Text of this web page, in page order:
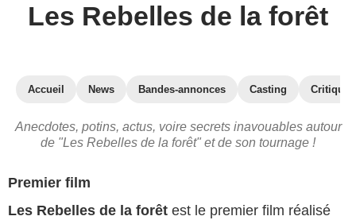
Les Rebelles de la forêt
Accueil News Bandes-annonces Casting
Anecdotes, potins, actus, voire secrets inavouables autour
de "Les Rebelles de la forêt" et de son tournage !
Premier film
Les Rebelles de la forêt est le premier film réalisé